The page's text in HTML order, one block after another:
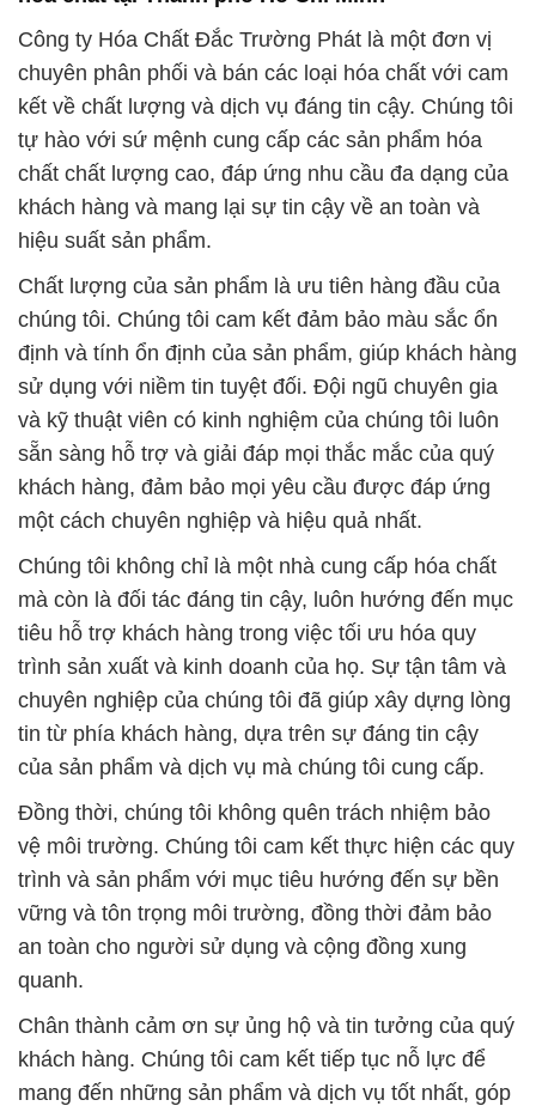
Công ty Hóa Chất Đắc Trường Phát là một đơn vị
chuyên phân phối và bán các loại hóa chất với cam
kết về chất lượng và dịch vụ đáng tin cậy. Chúng tôi
tự hào với sứ mệnh cung cấp các sản phẩm hóa
chất chất lượng cao, đáp ứng nhu cầu đa dạng của
khách hàng và mang lại sự tin cậy về an toàn và
hiệu suất sản phẩm.
Chất lượng của sản phẩm là ưu tiên hàng đầu của
chúng tôi. Chúng tôi cam kết đảm bảo màu sắc ổn
định và tính ổn định của sản phẩm, giúp khách hàng
sử dụng với niềm tin tuyệt đối. Đội ngũ chuyên gia
và kỹ thuật viên có kinh nghiệm của chúng tôi luôn
sẵn sàng hỗ trợ và giải đáp mọi thắc mắc của quý
khách hàng, đảm bảo mọi yêu cầu được đáp ứng
một cách chuyên nghiệp và hiệu quả nhất.
Chúng tôi không chỉ là một nhà cung cấp hóa chất
mà còn là đối tác đáng tin cậy, luôn hướng đến mục
tiêu hỗ trợ khách hàng trong việc tối ưu hóa quy
trình sản xuất và kinh doanh của họ. Sự tận tâm và
chuyên nghiệp của chúng tôi đã giúp xây dựng lòng
tin từ phía khách hàng, dựa trên sự đáng tin cậy
của sản phẩm và dịch vụ mà chúng tôi cung cấp.
Đồng thời, chúng tôi không quên trách nhiệm bảo
vệ môi trường. Chúng tôi cam kết thực hiện các quy
trình và sản phẩm với mục tiêu hướng đến sự bền
vững và tôn trọng môi trường, đồng thời đảm bảo
an toàn cho người sử dụng và cộng đồng xung
quanh.
Chân thành cảm ơn sự ủng hộ và tin tưởng của quý
khách hàng. Chúng tôi cam kết tiếp tục nỗ lực để
mang đến những sản phẩm và dịch vụ tốt nhất, góp